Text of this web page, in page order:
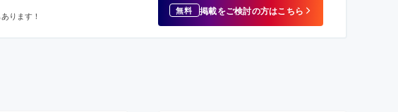
ります！ 無料 掲載をご検討の方はこちら